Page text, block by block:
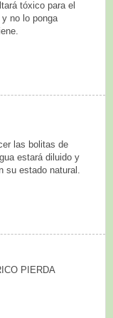
tóxico para el
no lo ponga
las bolitas de
estará diluido y
su estado natural.
PIERDA